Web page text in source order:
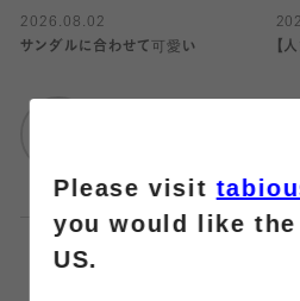
2026.08.02
サンダルに合わせて可愛い
【
Please visit
you would like
US.